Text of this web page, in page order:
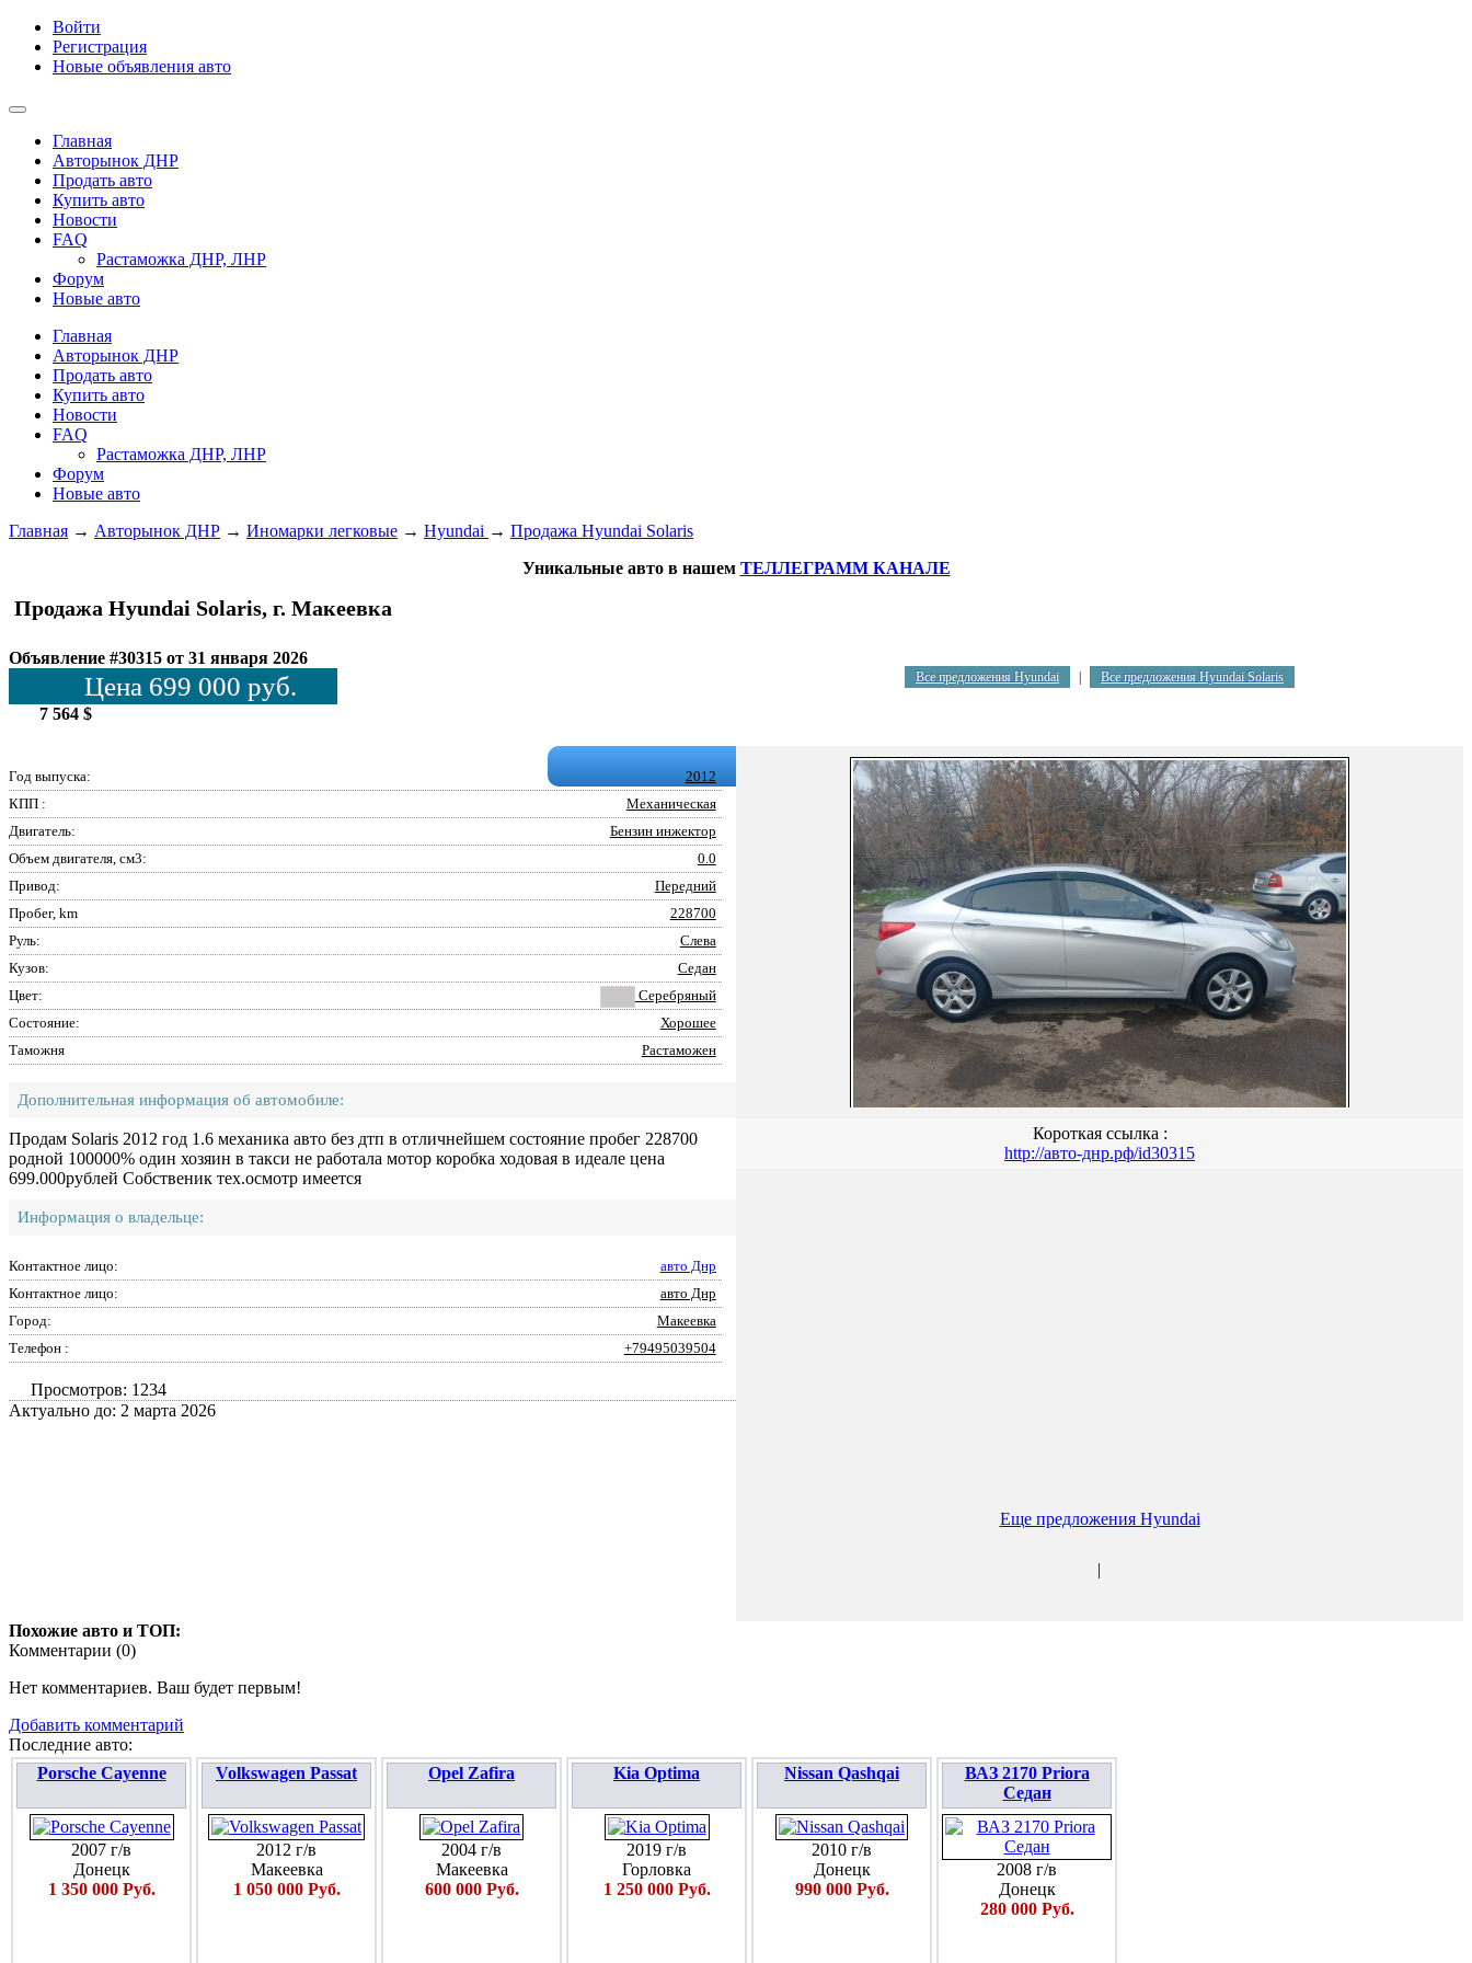
Войти
Регистрация
Новые объявления авто
Главная
Авторынок ДНР
Продать авто
Купить авто
Новости
FAQ
Растаможка ДНР, ЛНР
Форум
Новые авто
Главная
Авторынок ДНР
Продать авто
Купить авто
Новости
FAQ
Растаможка ДНР, ЛНР
Форум
Новые авто
Главная → Авторынок ДНР → Иномарки легковые → Hyundai → Продажа Hyundai Solaris
Уникальные авто в нашем ТЕЛЛЕГРАММ КАНАЛЕ
Продажа Hyundai Solaris, г. Макеевка
Объявление #30315 от 31 января 2026
Цена 699 000 руб.
7 564 $
Все предложения Hyundai Все предложения Hyundai Solaris
Год выпуска:
2012
КПП :
Механическая
Двигатель:
Бензин инжектор
Объем двигателя, см3:
0.0
Привод:
Передний
Пробег, km
228700
Руль:
Слева
Кузов:
Седан
Цвет:
Серебряный
Состояние:
Хорошее
Таможня
Растаможен
Дополнительная информация об автомобиле:
Продам Solaris 2012 год 1.6 механика авто без дтп в отличнейшем состояние пробег 228700
родной 100000% один хозяин в такси не работала мотор коробка ходовая в идеале цена
699.000рублей Собственик тех.осмотр имеется
Информация о владельце:
Контактное лицо:
авто Днр
Контактное лицо:
авто Днр
Город:
Макеевка
Телефон :
+79495039504
Просмотров: 1234
Актуально до: 2 марта 2026
Короткая ссылка :
http://авто-днр.рф/id30315
Еще предложения Hyundai
|
Похожие авто и ТОП:
Комментарии (0)
Нет комментариев. Ваш будет первым!
Добавить комментарий
Последние авто:
Porsche Cayenne
2007 г/в
Донецк
1 350 000 Руб.
Volkswagen Passat
2012 г/в
Макеевка
1 050 000 Руб.
Opel Zafira
2004 г/в
Макеевка
600 000 Руб.
Kia Optima
2019 г/в
Горловка
1 250 000 Руб.
Nissan Qashqai
2010 г/в
Донецк
990 000 Руб.
ВАЗ 2170 Priora
Седан
2008 г/в
Донецк
280 000 Руб.